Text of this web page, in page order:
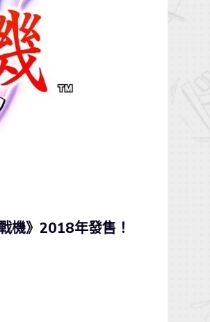
機》2018年發售！